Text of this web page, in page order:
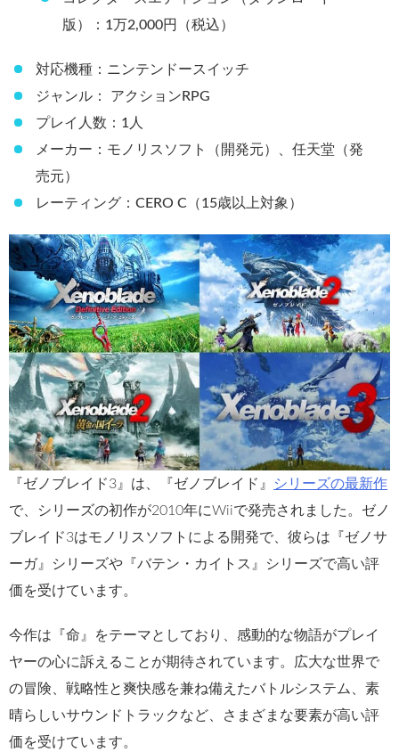
版）：1万2,000円（税込）
対応機種：ニンテンドースイッチ
ジャンル： アクションRPG
プレイ人数：1人
メーカー：モノリスソフト（開発元）、任天堂（発
売元）
レーティング：CERO C（15歳以上対象）
『ゼノブレイド3』は、『ゼノブレイド』
シリーズの最新作
で、シリーズの初作が2010年にWiiで発売されました。ゼノ
ブレイド3はモノリスソフトによる開発で、彼らは『ゼノサ
ーガ』シリーズや『バテン・カイトス』シリーズで高い評
価を受けています。
今作は『命』をテーマとしており、感動的な物語がプレイ
ヤーの心に訴えることが期待されています。広大な世界で
の冒険、戦略性と爽快感を兼ね備えたバトルシステム、素
晴らしいサウンドトラックなど、さまざまな要素が高い評
価を受けています。